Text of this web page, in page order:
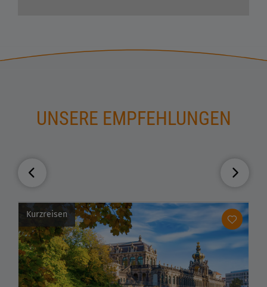
UNSERE EMPFEHLUNGEN
Kurzreisen